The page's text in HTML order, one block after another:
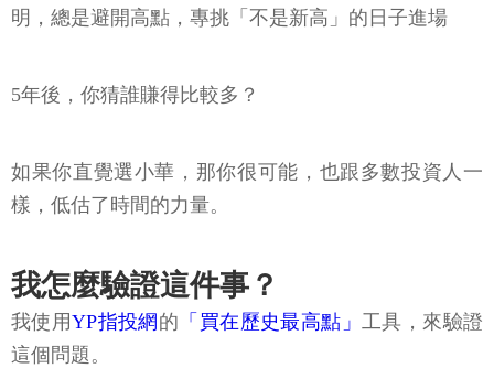
明，總是避開高點，專挑「不是新高」的日子進場
5年後，你猜誰賺得比較多？
如果你直覺選小華，那你很可能，也跟多數投資人一
樣，低估了時間的力量。
我怎麼驗證這件事？
我使用YP指投網 的 「買在歷史最高點」 工具，來驗證
這個問題。